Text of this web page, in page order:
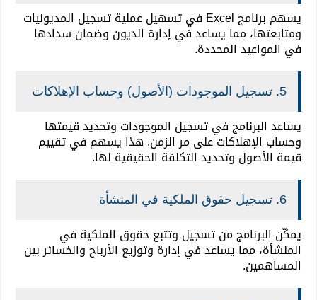
يسهم برنامج Excel في تسهيل عملية تسجيل المديونيات
ومتابعتها، مما يساعد في إدارة الديون وضمان سدادها
في المواعيد المحددة.
5. تسجيل الموجودات (الأصول) وحساب الإهلاكات
يساعد البرنامج في تسجيل الموجودات وتحديد قيمتها
وحساب الإهلاكات على مر الزمن. هذا يسهم في تقييم
قيمة الأصول وتحديد التكلفة الحقيقية لها.
6. تسجيل حقوق الملكية في المنشأة
يمكّن البرنامج من تسجيل وتتبع حقوق الملكية في
المنشأة، مما يساعد في إدارة وتوزيع الأرباح والخسائر بين
المساهمين.